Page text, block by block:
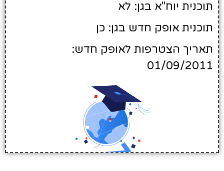
תוכנית יוח"א בגן: לא
תוכנית אופק חדש בגן: כן
תאריך הצטרפות לאופק חדש:
01/09/2011